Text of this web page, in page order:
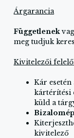
Árgarancia
Függetlenek
meg tudjuk
Kivitelezői
Kár
kártérítési
küld a
kivitelező